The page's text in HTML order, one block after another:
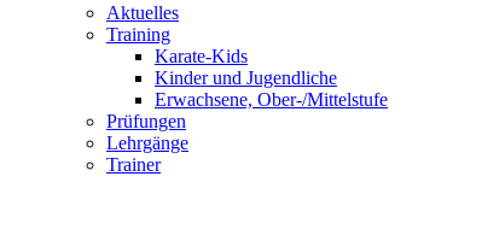
Aktuelles
Training
Karate-Kids
Kinder und Jugendliche
Erwachsene, Ober-/Mittelstufe
Prüfungen
Lehrgänge
Trainer